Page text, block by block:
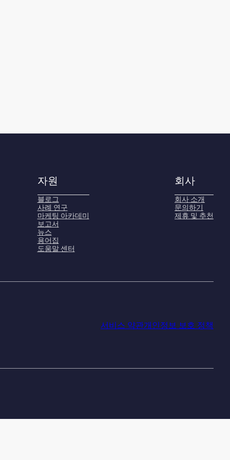
자원
블로그
사례 연구
마케팅 아카데미
보고서
뉴스
용어집
도움말 센터
회사
회사 소개
문의하기
제휴 및 추천
서비스 약관개인정보 보호 정책